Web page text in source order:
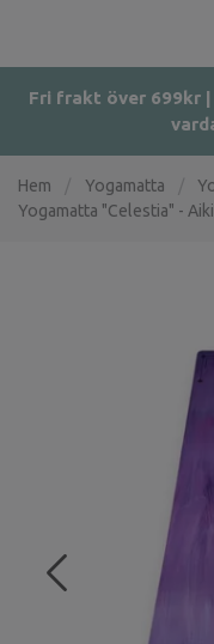
Fri frakt över 699kr
Hem Yogamatta
Yogamatta "Celestia" -